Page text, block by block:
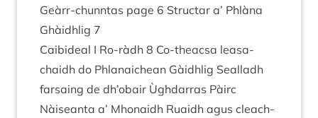
Geàrr-chun­ntas page 6 Structar a’ Phlàna
Ghàidh­lig 7
Cai­bideal I Ro-ràdh 8 Co-theac­sa leas­a­
chaidh do Phlanaichean Gàidh­lig Seal­ladh
far­sa­ing de dh’obair Ùgh­dar­ras Pàirc
Nàiseanta a’ Mhon­aidh Ruaidh agus cleach­